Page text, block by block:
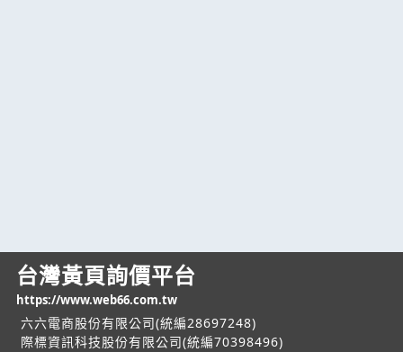
台灣黃頁詢價平台
https://www.web66.com.tw
六六電商股份有限公司(統編28697248)
際標資訊科技股份有限公司(統編70398496)